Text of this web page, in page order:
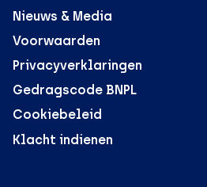
Nieuws & Media
Voorwaarden
Privacyverklaringen
Gedragscode BNPL
Cookiebeleid
Klacht indienen